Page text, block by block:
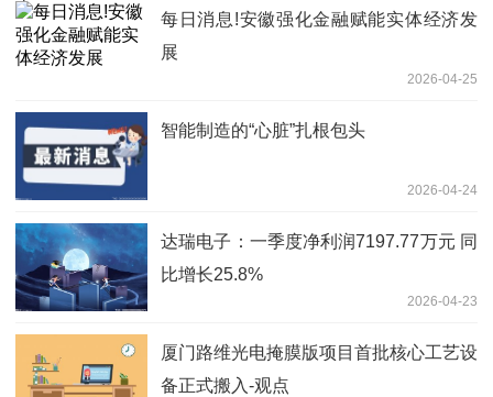
每日消息!安徽强化金融赋能实体经济发
展
2026-04-25
智能制造的“心脏”扎根包头
2026-04-24
达瑞电子：一季度净利润7197.77万元 同
比增长25.8%
2026-04-23
厦门路维光电掩膜版项目首批核心工艺设
备正式搬入-观点